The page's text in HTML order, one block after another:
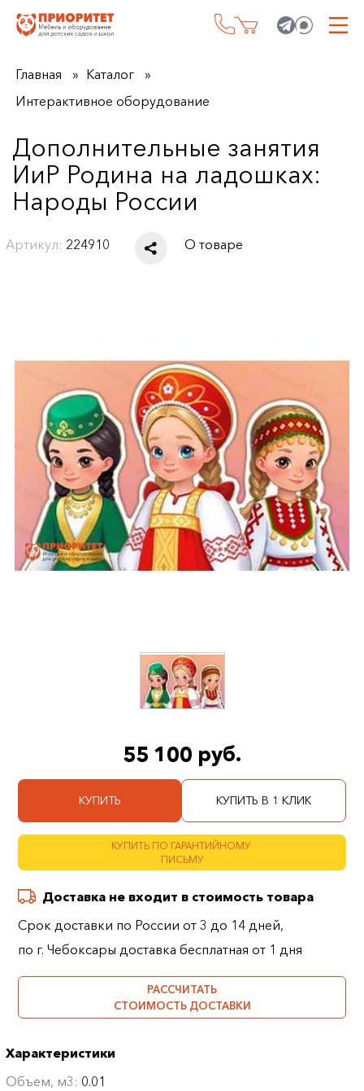
Главная
Каталог
Интерактивное оборудование
Дополнительные занятия
ИиР Родина на ладошках:
Народы России
Артикул: 224910 О товаре
55 100 руб.
КУПИТЬ КУПИТЬ В 1 КЛИК
КУПИТЬ ПО ГАРАНТИЙНОМУ
ПИСЬМУ
Доставка не входит в стоимость товара
Срок доставки по России от 3 до 14 дней,
по г. Чебоксары доставка бесплатная от 1 дня
РАССЧИТАТЬ
СТОИМОСТЬ ДОСТАВКИ
Характеристики
Объем, м3: 0.01